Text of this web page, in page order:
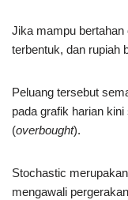
Jika mampu
terbentuk, dan rupiah
Peluang tersebut
pada grafik harian
(overbought).
Stochastic merupakan
mengawali